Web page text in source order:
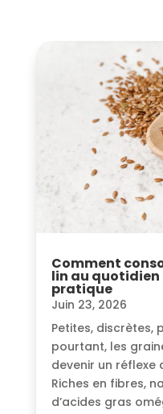
Comment
lin au quotidien
pratique
Juin 23, 2026
Petites, discrètes,
pourtant, les
devenir un réflexe
Riches en fibres,
d’acides gras